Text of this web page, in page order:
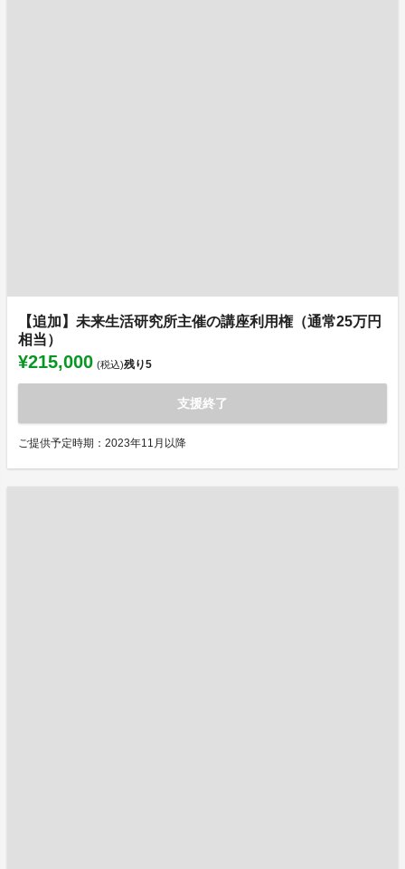
【追加】未来生活研究所主催の講座利用権（通常25万円
相当）
¥215,000 (税込)残り5
支援終了
ご提供予定時期：2023年11月以降